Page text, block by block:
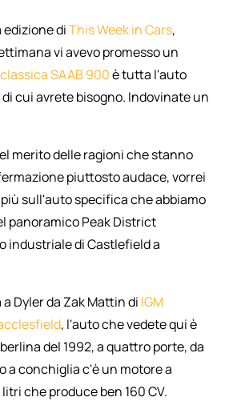
diThis Week in Cars,
vi avevo promesso un
classica SAAB 900è tutta l'auto
cui avrete bisogno. Indovinate un
merito delle ragioni che stanno
piuttosto audace, vorrei
sull'auto specifica che abbiamo
panoramico Peak District
industriale di Castlefield a
Dyler da Zak Mattin di IGM
, l'auto che vedete qui è
del 1992, a quattro porte, da
a conchiglia c'è un motore a
che produce ben 160 CV.